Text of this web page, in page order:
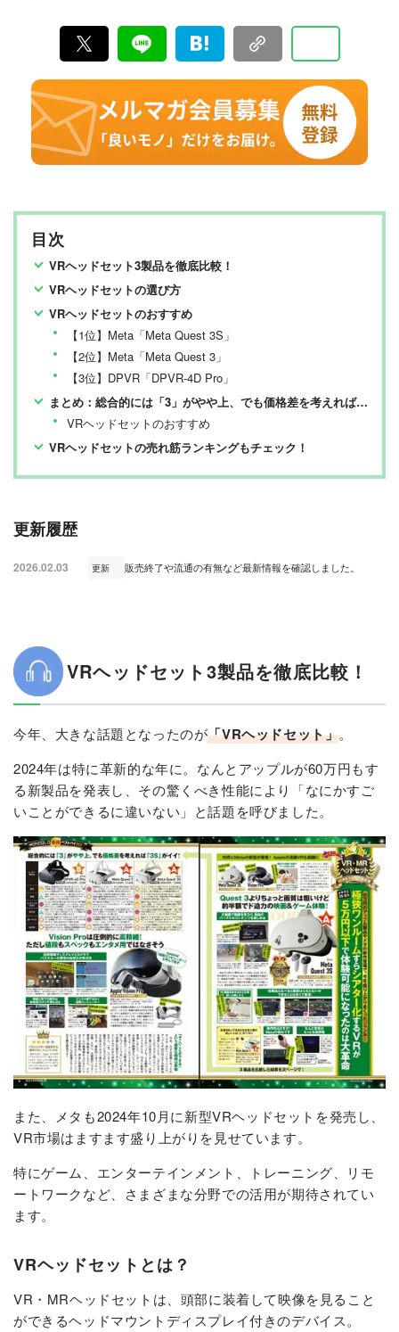
目次
VRヘッドセット3製品を徹底比較！
VRヘッドセットの選び方
VRヘッドセットのおすすめ
【1位】Meta「Meta Quest 3S」
【2位】Meta「Meta Quest 3」
【3位】DPVR「DPVR-4D Pro」
まとめ：総合的には「3」がやや上、でも価格差を考えれば「3S」がイイ！
VRヘッドセットのおすすめ
VRヘッドセットの売れ筋ランキングもチェック！
更新履歴
2026.02.03 更新 販売終了や流通の有無など最新情報を確認しました。
VRヘッドセット3製品を徹底比較！
今年、大きな話題となったのが「VRヘッドセット」。
2024年は特に革新的な年に。なんとアップルが60万円もす
る新製品を発表し、その驚くべき性能により「なにかすご
いことができるに違いない」と話題を呼びました。
また、メタも2024年10月に新型VRヘッドセットを発売し、
VR市場はますます盛り上がりを見せています。
特にゲーム、エンターテインメント、トレーニング、リモ
ートワークなど、さまざまな分野での活用が期待されてい
ます。
VRヘッドセットとは？
VR・MRヘッドセットは、頭部に装着して映像を見ること
ができるヘッドマウントディスプレイ付きのデバイス。